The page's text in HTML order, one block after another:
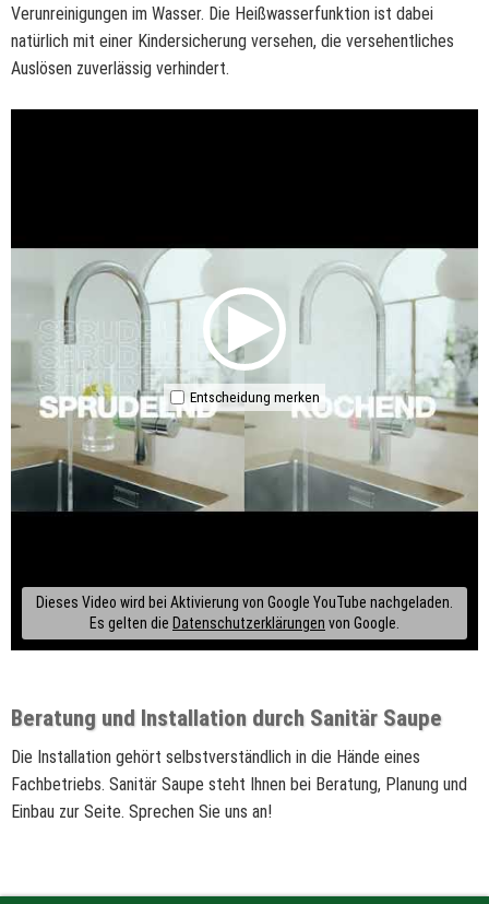
Verunreinigungen im Wasser. Die Heißwasserfunktion ist dabei
natürlich mit einer Kindersicherung versehen, die versehentliches
Auslösen zuverlässig verhindert.
Entscheidung merken
Dieses Video wird bei Aktivierung von Google YouTube nachgeladen.
Es gelten die Datenschutzerklärungen von Google.
Beratung und Installation durch Sanitär Saupe
Die Installation gehört selbstverständlich in die Hände eines
Fachbetriebs. Sanitär Saupe steht Ihnen bei Beratung, Planung und
Einbau zur Seite. Sprechen Sie uns an!